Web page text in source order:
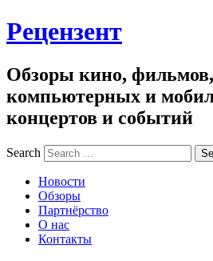
Рецензент
Обзоры кино, фильмов,
компьютерных и
концертов и событий
Search
Новости
Обзоры
Партнёрство
О нас
Контакты